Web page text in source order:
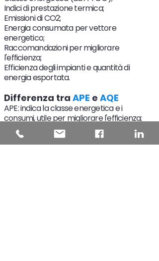
Indici di prestazione termica;
Emissioni di CO2;
Energia consumata per vettore
energetico;
Raccomandazioni per migliorare
l'efficienza;
Efficienza degli impianti e quantità di
energia esportata.
Differenza tra APE e AQE
APE: indica la classe energetica e i
consumi, utile per migliorare l'efficienza;
AQE: certifica la conformità degli interventi
eseguiti ai requisiti energetici.